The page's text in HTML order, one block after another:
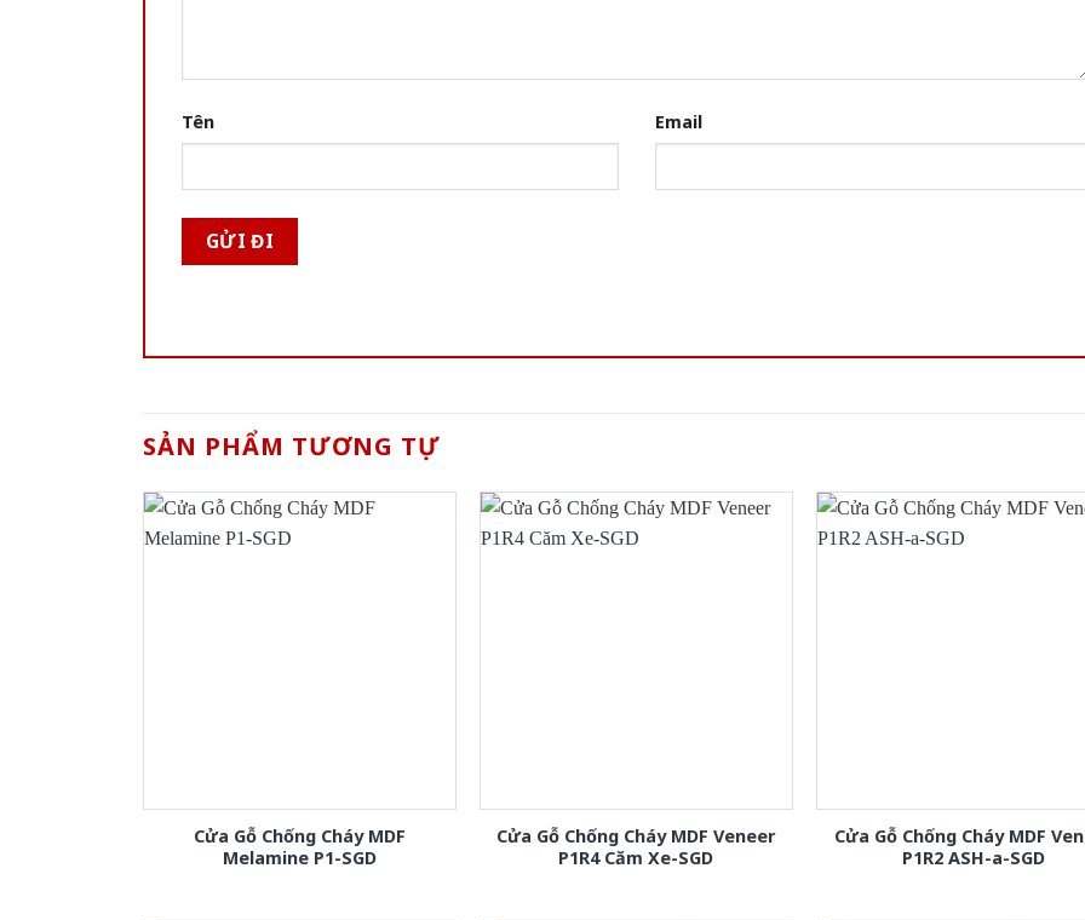
Tên Email
SẢN PHẨM TƯƠNG TỰ
Cửa Gỗ Chống Cháy MDF
Melamine P1-SGD
Cửa Gỗ Chống Cháy MDF Veneer
P1R4 Căm Xe-SGD
Cửa Gỗ Chống Cháy MDF
P1R2 ASH-a-SGD